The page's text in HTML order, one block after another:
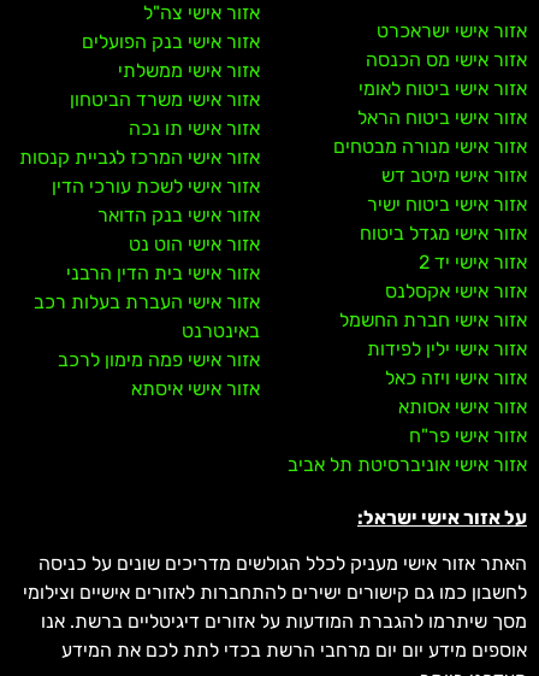
אזור אישי ישראכרט
אזור אישי מס הכנסה
אזור אישי ביטוח לאומי
אזור אישי ביטוח הראל
אזור אישי מנורה מבטחים
אזור אישי מיטב דש
אזור אישי ביטוח ישיר
אזור אישי מגדל ביטוח
אזור אישי יד 2
אזור אישי אקסלנס
אזור אישי חברת החשמל
אזור אישי ילין לפידות
אזור אישי ויזה כאל
אזור אישי אסותא
אזור אישי פר"ח
אזור אישי אוניברסיטת תל אביב
אזור אישי צה"ל
אזור אישי בנק הפועלים
אזור אישי ממשלתי
אזור אישי משרד הביטחון
אזור אישי תו נכה
אזור אישי המרכז לגביית קנסות
אזור אישי לשכת עורכי הדין
אזור אישי בנק הדואר
אזור אישי הוט נט
אזור אישי בית הדין הרבני
אזור אישי העברת בעלות רכב
באינטרנט
אזור אישי פמה מימון לרכב
אזור אישי איסתא
על אזור אישי ישראל:
האתר אזור אישי מעניק לכלל הגולשים מדריכים שונים על כניסה
לחשבון כמו גם קישורים ישירים להתחברות לאזורים אישיים וצילומי
מסך שיתרמו להגברת המודעות על אזורים דיגיטליים ברשת. אנו
אוספים מידע יום יום מרחבי הרשת בכדי לתת לכם את המידע